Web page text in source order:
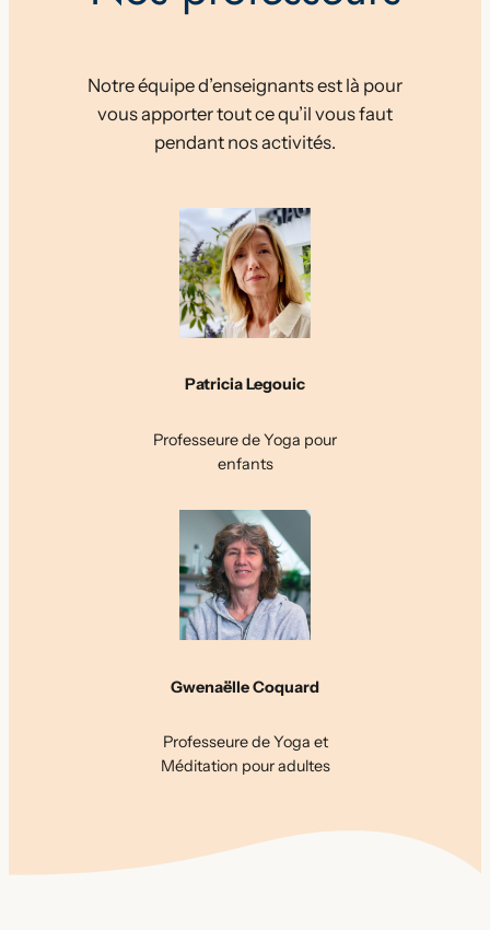
Notre équipe d’enseignants est là pour
vous apporter tout ce qu’il vous faut
pendant nos activités.
Patricia Legouic
Professeure de Yoga pour
enfants
Gwenaëlle Coquard
Professeure de Yoga et
Méditation pour adultes